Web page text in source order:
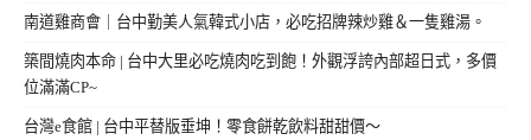
南道雞商會｜台中勤美人氣韓式小店，必吃招牌辣炒雞＆一隻雞湯。
築間燒肉本命 | 台中大里必吃燒肉吃到飽！外觀浮誇內部超日式，多價
位滿滿CP~
台灣e食館 | 台中平替版垂坤！零食餅乾飲料甜甜價～